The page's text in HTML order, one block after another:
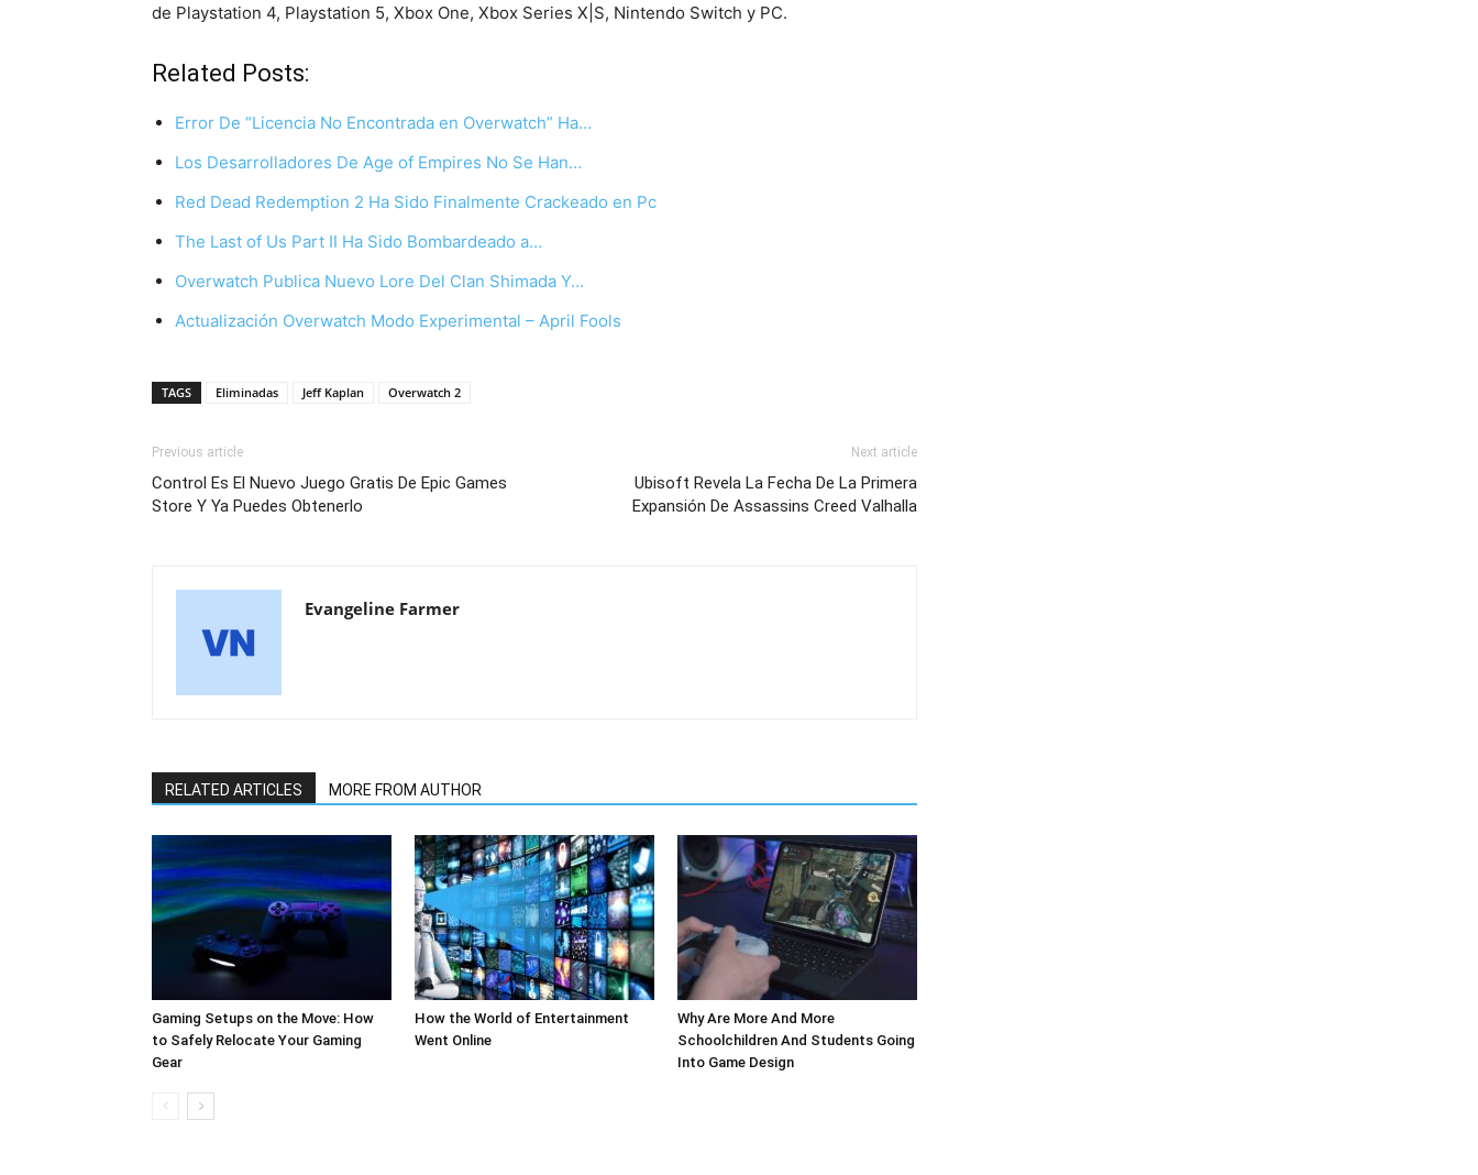
de Playstation 4, Playstation 5, Xbox One, Xbox Series X|S, Nintendo Switch y PC.
Related Posts:
Error De “Licencia No Encontrada en Overwatch” Ha…
Los Desarrolladores De Age of Empires No Se Han…
Red Dead Redemption 2 Ha Sido Finalmente Crackeado en Pc
The Last of Us Part II Ha Sido Bombardeado a…
Overwatch Publica Nuevo Lore Del Clan Shimada Y…
Actualización Overwatch Modo Experimental – April Fools
TAGS Eliminadas Jeff Kaplan Overwatch 2
Previous article
Control Es El Nuevo Juego Gratis De Epic Games
Store Y Ya Puedes Obtenerlo
Next article
Ubisoft Revela La Fecha De La Primera
Expansión De Assassins Creed Valhalla
Evangeline Farmer
RELATED ARTICLES MORE FROM AUTHOR
Gaming Setups on the Move: How
to Safely Relocate Your Gaming
Gear
How the World of Entertainment
Went Online
Why Are More And More
Schoolchildren And Students Going
Into Game Design